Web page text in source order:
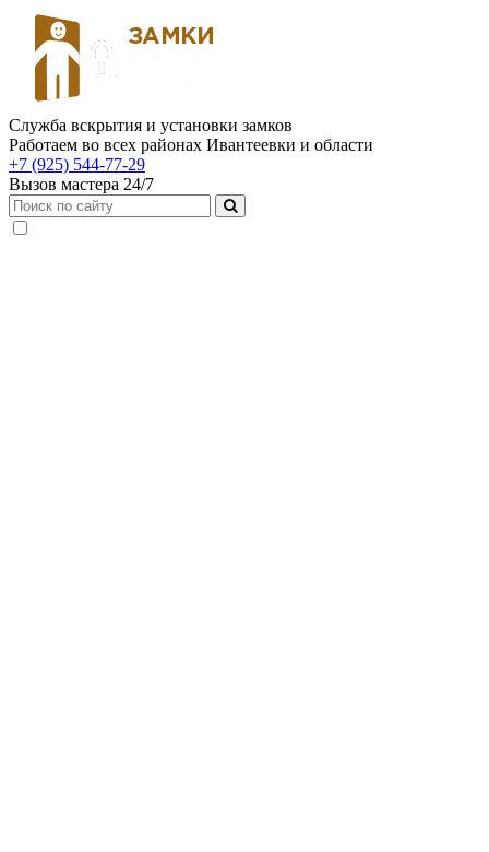
Служба вскрытия и установки замков
Работаем во всех районах Ивантеевки и области
+7 (925) 544-77-29
Вызов мастера 24/7